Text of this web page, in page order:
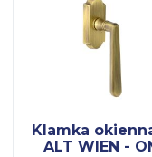
Klamka
ALT WIEN -